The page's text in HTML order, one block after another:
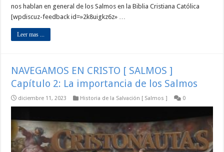
nos hablan en general de los Salmos en la Biblia Cristiana Católica
[wpdiscuz-feedback id=»2k8uigkz6z» …
Leer mas ...
NAVEGAMOS EN CRISTO [ SALMOS ]
Capítulo 2: La importancia de los Salmos
diciembre 11, 2023 Historia de la Salvación [ Salmos ] 0